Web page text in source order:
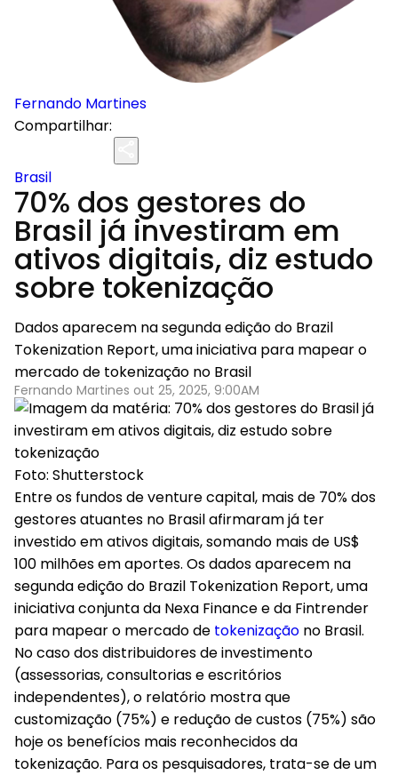
Fernando Martines
Compartilhar:
Brasil
70% dos gestores do
Brasil já investiram em
ativos digitais, diz estudo
sobre tokenização
Dados aparecem na segunda edição do Brazil
Tokenization Report, uma iniciativa para mapear o
mercado de tokenização no Brasil
Fernando Martines out 25, 2025, 9:00AM
Foto: Shutterstock
Entre os fundos de venture capital, mais de 70% dos
gestores atuantes no Brasil afirmaram já ter
investido emativos digitais, somando mais de US$
100 milhões em aportes. Os dados aparecem na
segunda edição do Brazil Tokenization Report, uma
iniciativa conjunta da Nexa Finance e da Fintrender
para mapear o mercado de tokenização no Brasil.
No caso dos distribuidores de investimento
(assessorias, consultorias e escritórios
independentes), o relatório mostra que
customização (75%) e redução de custos (75%) são
hoje os benefícios mais reconhecidos da
tokenização. Para os pesquisadores, trata-se de um